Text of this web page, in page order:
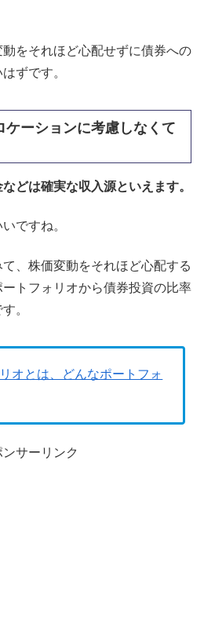
をそれほど心配せずに債券への
ずです。
ケーションに考慮しなくて
などは確実な収入源といえます。
ですね。
、株価変動をそれほど心配する
トフォリオから債券投資の比率
。
オとは、どんなポートフォ
ンサーリンク